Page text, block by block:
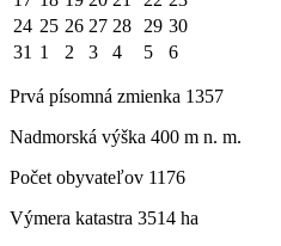
24 25 26 27 28 29 30
31 1 2 3 4 5 6
Prvá písomná zmienka 1357
Nadmorská výška 400 m n. m.
Počet obyvateľov 1176
Výmera katastra 3514 ha